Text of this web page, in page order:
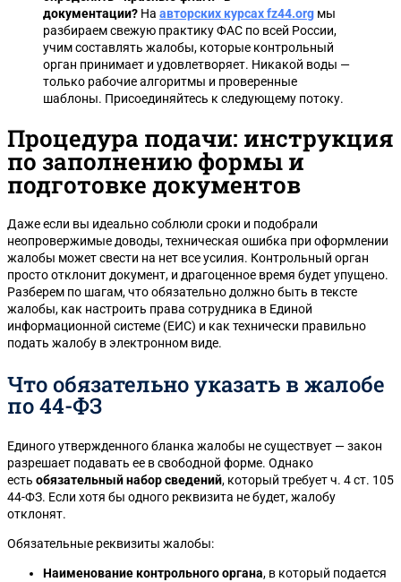
документации? На авторских курсах fz44.org мы
разбираем свежую практику ФАС по всей России,
учим составлять жалобы, которые контрольный
орган принимает и удовлетворяет. Никакой воды —
только рабочие алгоритмы и проверенные
шаблоны. Присоединяйтесь к следующему потоку.
Процедура подачи: инструкция
по заполнению формы и
подготовке документов
Даже если вы идеально соблюли сроки и подобрали
неопровержимые доводы, техническая ошибка при оформлении
жалобы может свести на нет все усилия. Контрольный орган
просто отклонит документ, и драгоценное время будет упущено.
Разберем по шагам, что обязательно должно быть в тексте
жалобы, как настроить права сотрудника в Единой
информационной системе (ЕИС) и как технически правильно
подать жалобу в электронном виде.
Что обязательно указать в жалобе
по 44-ФЗ
Единого утвержденного бланка жалобы не существует — закон
разрешает подавать ее в свободной форме. Однако
есть обязательный набор сведений, который требует ч. 4 ст. 105
44-ФЗ. Если хотя бы одного реквизита не будет, жалобу
отклонят.
Обязательные реквизиты жалобы:
Наименование контрольного органа, в который подается